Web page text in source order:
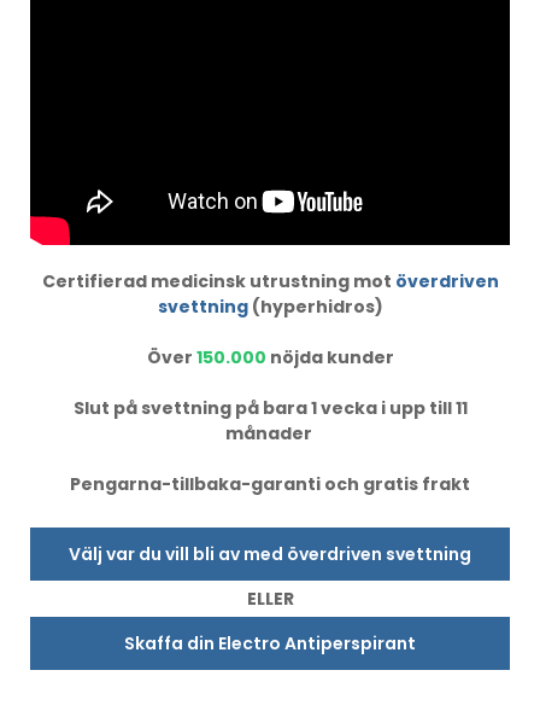
Certifierad medicinsk utrustning mot överdriven
svettning(hyperhidros)
Över 150.000 nöjda kunder
Slut på svettning på bara 1 vecka i upp till 11
månader
Pengarna-tillbaka-garanti och gratis frakt
Välj var du vill bli av med överdriven svettning
ELLER
Skaffa din Electro Antiperspirant